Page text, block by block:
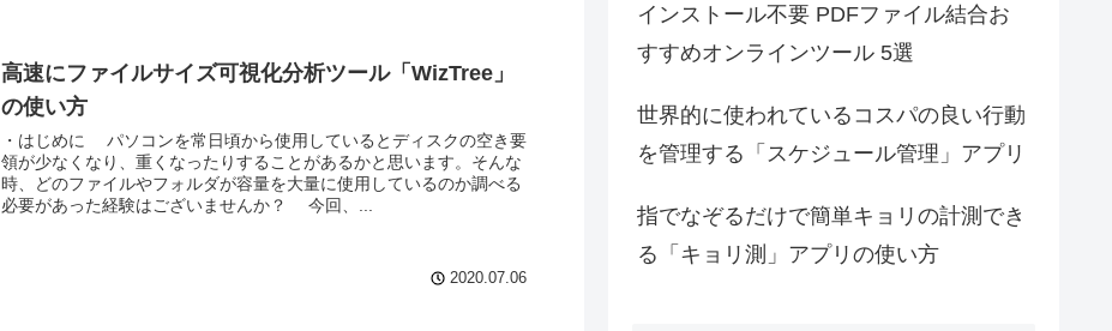
高速にファイルサイズ可視化分析ツール「WizTree」
の使い方
・はじめに パソコンを常日頃から使用しているとディスクの空き要
領が少なくなり、重くなったりすることがあるかと思います。そんな
時、どのファイルやフォルダが容量を大量に使用しているのか調べる
必要があった経験はございませんか？ 今回、...
2020.07.06
インストール不要 PDFファイル結合お
すすめオンラインツール 5選
世界的に使われているコスパの良い行動
を管理する「スケジュール管理」アプリ
指でなぞるだけで簡単キョリの計測でき
る「キョリ測」アプリの使い方